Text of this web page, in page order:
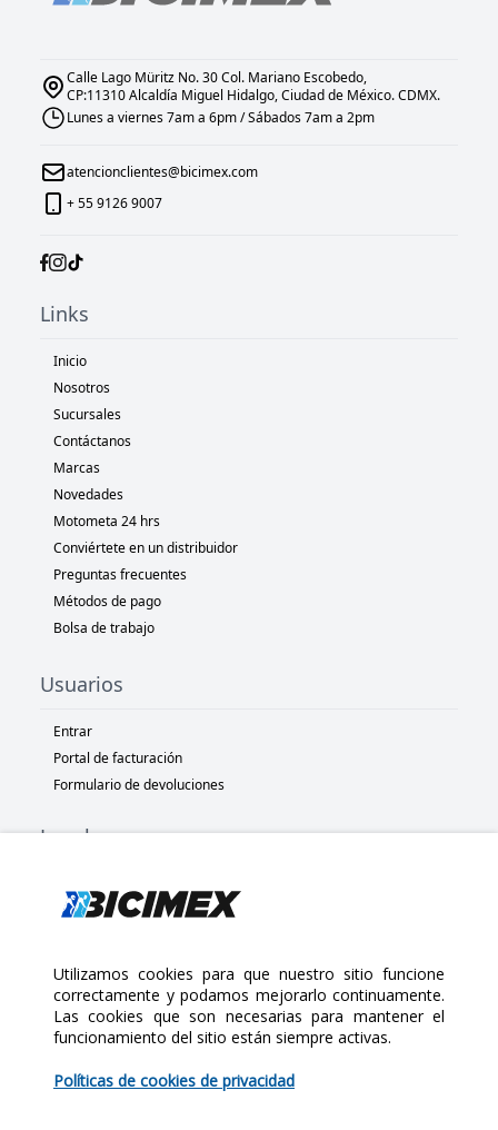
$100.00
Calle Lago Müritz No. 30 Col. Mariano Escobedo,
CP:11310 Alcaldía Miguel Hidalgo, Ciudad de México. CDMX.
Lunes a viernes 7am a 6pm / Sábados 7am a 2pm
atencionclientes@bicimex.com
+ 55 9126 9007
Links
Inicio
Nosotros
Sucursales
Contáctanos
Marcas
Novedades
Motometa 24 hrs
Conviértete en un distribuidor
Preguntas frecuentes
Métodos de pago
Bolsa de trabajo
Usuarios
Entrar
Portal de facturación
Formulario de devoluciones
Legal
Políticas de privacidad
Políticas de devolución
Copyright 2025 Bicimex®. All rights reserved. Today is Sábado,
Agosto 8, 2026
Utilizamos cookies para que nuestro sitio funcione
correctamente y podamos mejorarlo continuamente.
Las cookies que son necesarias para mantener el
funcionamiento del sitio están siempre activas.
Políticas de cookies de privacidad